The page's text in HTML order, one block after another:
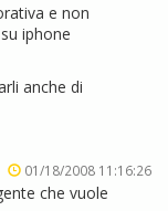
e non
iphone
anche di
01/18/2008 11:16:26
che vuole